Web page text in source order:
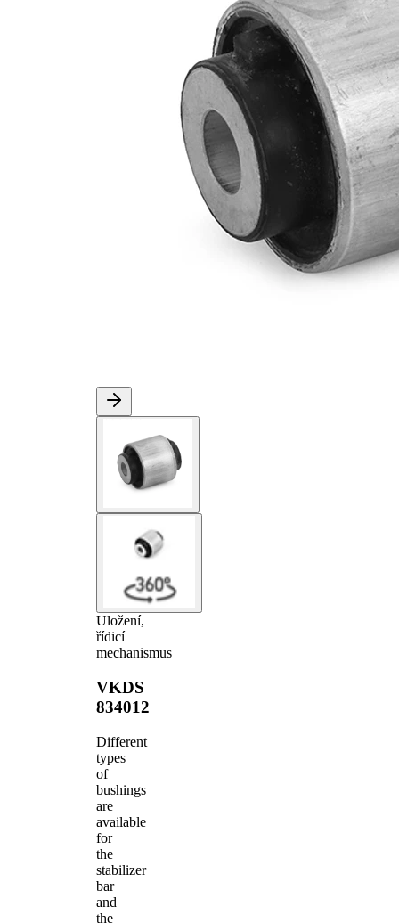
Uložení,
řídicí
mechanismus
VKDS
834012
Different
types
of
bushings
are
available
for
the
stabilizer
bar
and
the